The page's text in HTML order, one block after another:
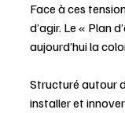
Face à ces
d’agir. Le « Plan
aujourd’hui la
Structuré autour
installer et